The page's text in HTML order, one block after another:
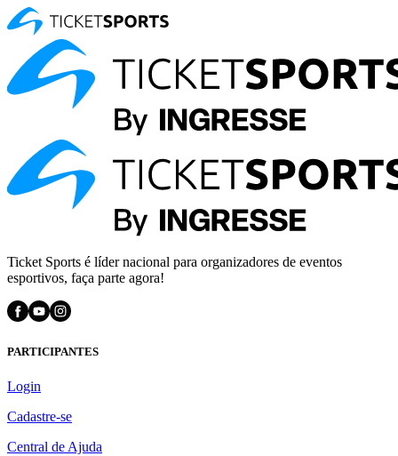
Ticket Sports é líder nacional para organizadores de eventos
esportivos, faça parte agora!
PARTICIPANTES
Login
Cadastre-se
Central de Ajuda